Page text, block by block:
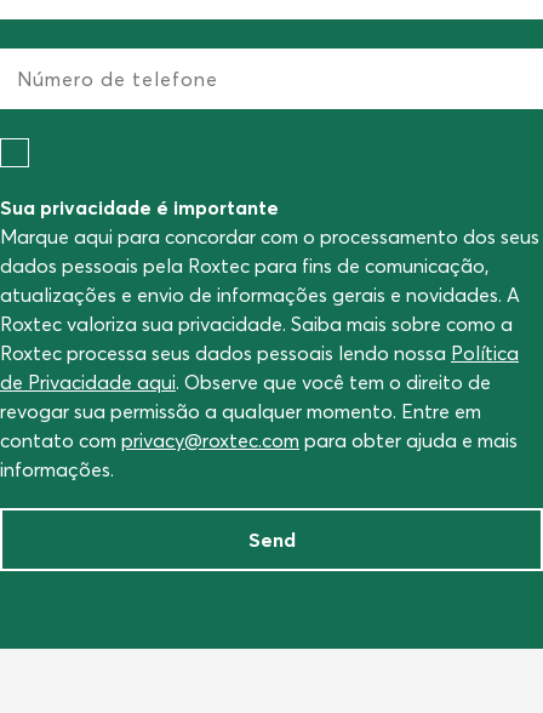
Sua privacidade é importante
Marque aqui para concordar com o processamento dos seus
dados pessoais pela Roxtec para fins de comunicação,
atualizações e envio de informações gerais e novidades. A
Roxtec valoriza sua privacidade. Saiba mais sobre como a
Roxtec processa seus dados pessoais lendo nossa Política
de Privacidade aqui. Observe que você tem o direito de
revogar sua permissão a qualquer momento. Entre em
contato com privacy@roxtec.com para obter ajuda e mais
informações.
Send